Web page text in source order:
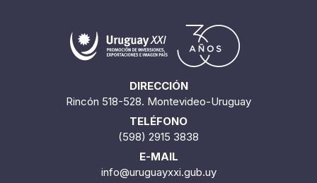
DIRECCIÓN
Rincón 518-528. Montevideo-Uruguay
TELÉFONO
(598) 2915 3838
E-MAIL
info@uruguayxxi.gub.uy